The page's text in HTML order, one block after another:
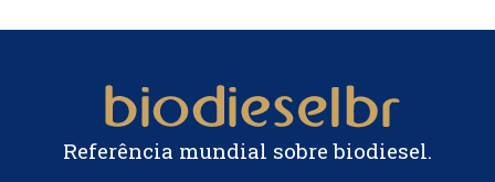
Referência mundial sobre biodiesel.